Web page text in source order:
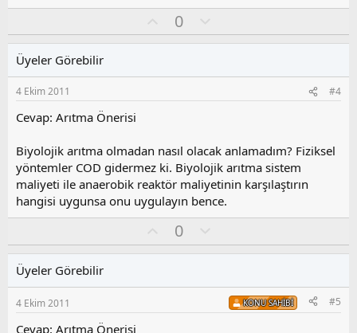
y
0
l
s
u
y
l
a
Üyeler Görebilir
4 Ekim 2011 #4
Cevap: Arıtma Önerisi
Biyolojik arıtma olmadan nasıl olacak anlamadım? Fiziksel
yöntemler COD gidermez ki. Biyolojik arıtma sistem
maliyeti ile anaerobik reaktör maliyetinin karşılaştırın
hangisi uygunsa onu uygulayın bence.
y
0
l
s
u
Üyeler Görebilir
4 Ekim 2011 KONU SAHIBI #5
Cevap: Arıtma Önerisi